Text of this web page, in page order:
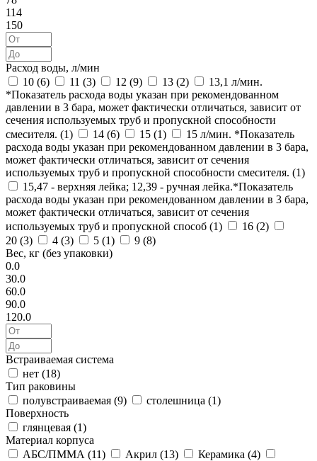
114
150
Расход воды, л/мин
10 (6) 11 (3) 12 (9) 13 (2)
13,1 л/мин.
*Показатель расхода воды указан при рекомендованном
давлении в 3 бара, может фактически отличаться, зависит от
сечения используемых труб и пропускной способности
смесителя. (1) 14 (6) 15 (1)
15 л/мин. *Показатель
расхода воды указан при рекомендованном давлении в 3 бара,
может фактически отличаться, зависит от сечения
используемых труб и пропускной способности смесителя. (1)
15,47 - верхняя лейка; 12,39 - ручная лейка.*Показатель
расхода воды указан при рекомендованном давлении в 3 бара,
может фактически отличаться, зависит от сечения
используемых труб и пропускной способ (1) 16 (2)
20 (3) 4 (3) 5 (1) 9 (8)
Вес, кг (без упаковки)
0.0
30.0
60.0
90.0
120.0
Встраиваемая система
нет (18)
Тип раковины
полувстраиваемая (9) столешница (1)
Поверхность
глянцевая (1)
Материал корпуса
АБС/ПММА (11) Акрил (13) Керамика (4)